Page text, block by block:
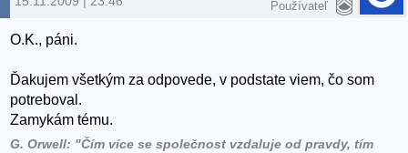
Používateľ
O.K., páni.
Ďakujem všetkým za odpovede, v podstate viem, čo som
potreboval.
Zamykám tému.
G. Orwell: "Čím více se společnost vzdaluje od pravdy, tím